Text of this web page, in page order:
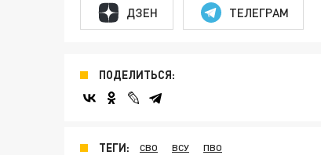
ДЗЕН ТЕЛЕГРАМ
ПОДЕЛИТЬСЯ:
ТЕГИ: СВО ВСУ ПВО